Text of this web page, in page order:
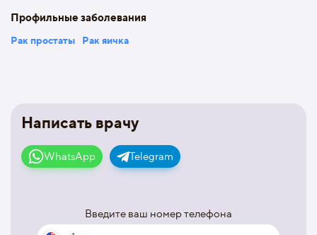
Написать врачу
WhatsApp Telegram
Введите ваш номер телефона
Профильные заболевания
Рак простаты Рак яичка